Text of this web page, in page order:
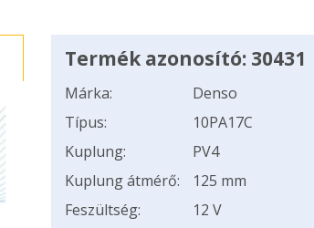
Termék azonosító: 30431
Márka:
Denso
Típus:
10PA17C
Kuplung:
PV4
Kuplung átmérő:
125 mm
Feszültség:
12 V